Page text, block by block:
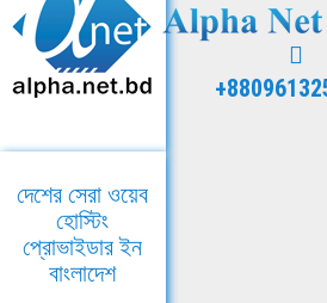
দেশের সেরা ওয়েব
হোস্টিং
প্রোভাইডার ইন
বাংলাদেশ